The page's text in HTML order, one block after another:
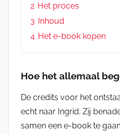
2 Het proces
3 Inhoud
4 Het e-book kopen
Hoe het allemaal
De credits voor het
echt naar Ingrid. Zij
samen een e-book te